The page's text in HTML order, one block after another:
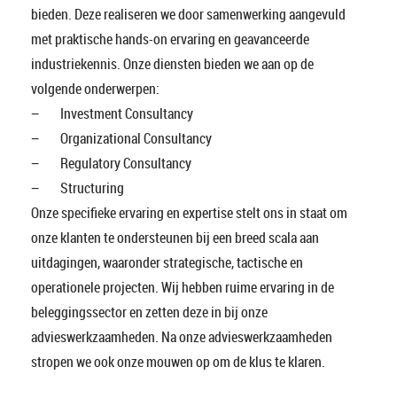
bieden. Deze realiseren we door samenwerking aangevuld
met praktische hands-on ervaring en geavanceerde
industriekennis. Onze diensten bieden we aan op de
volgende onderwerpen:
− Investment Consultancy
− Organizational Consultancy
− Regulatory Consultancy
− Structuring
Onze specifieke ervaring en expertise stelt ons in staat om
onze klanten te ondersteunen bij een breed scala aan
uitdagingen, waaronder strategische, tactische en
operationele projecten. Wij hebben ruime ervaring in de
beleggingssector en zetten deze in bij onze
advieswerkzaamheden. Na onze advieswerkzaamheden
stropen we ook onze mouwen op om de klus te klaren.